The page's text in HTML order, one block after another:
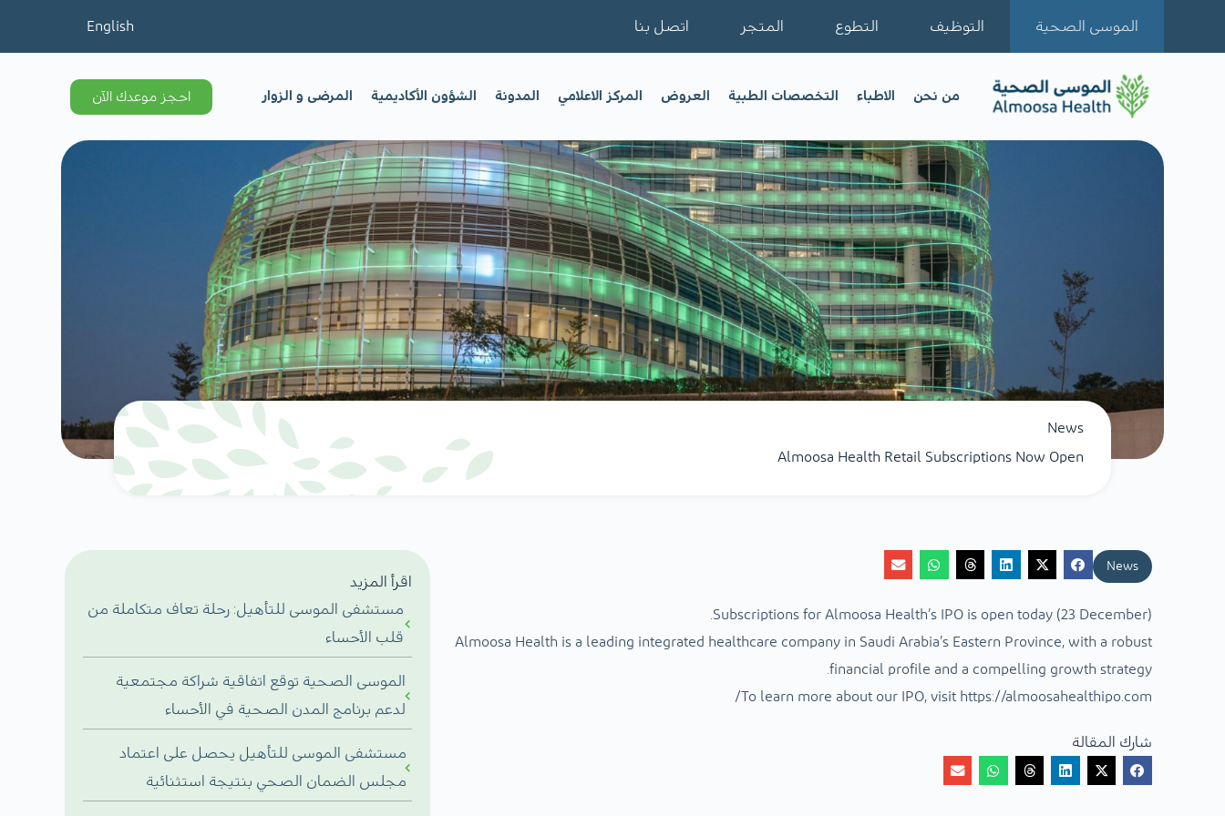
الموسى الصحية التوظيف التطوع المتجر اتصل بنا English
من نحن الاطباء التخصصات الطبية العروض المركز الاعلامي المدونة الشؤون الأكاديمية المرضى و الزوار احجز موعدك الآن
News
Almoosa Health Retail Subscriptions Now Open
News
Subscriptions for Almoosa Health’s IPO is open today (23 December).
Almoosa Health is a leading integrated healthcare company in Saudi Arabia’s Eastern Province, with a robust
financial profile and a compelling growth strategy.
To learn more about our IPO, visit https://almoosahealthipo.com/
شارك المقالة
اقرأ المزيد
مستشفى الموسى للتأهيل: رحلة تعاف متكاملة من
قلب الأحساء
الموسى الصحية توقع اتفاقية شراكة مجتمعية
لدعم برنامج المدن الصحية في الأحساء
مستشفى الموسى للتأهيل يحصل على اعتماد
مجلس الضمان الصحي بنتيجة استثنائية